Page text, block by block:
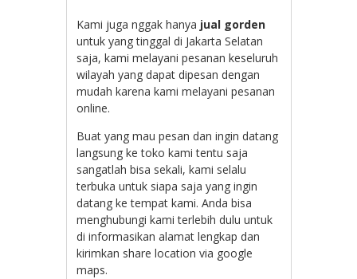
Kami juga nggak hanya jual gorden
untuk yang tinggal di Jakarta Selatan
saja, kami melayani pesanan keseluruh
wilayah yang dapat dipesan dengan
mudah karena kami melayani pesanan
online.
Buat yang mau pesan dan ingin datang
langsung ke toko kami tentu saja
sangatlah bisa sekali, kami selalu
terbuka untuk siapa saja yang ingin
datang ke tempat kami. Anda bisa
menghubungi kami terlebih dulu untuk
di informasikan alamat lengkap dan
kirimkan share location via google
maps.